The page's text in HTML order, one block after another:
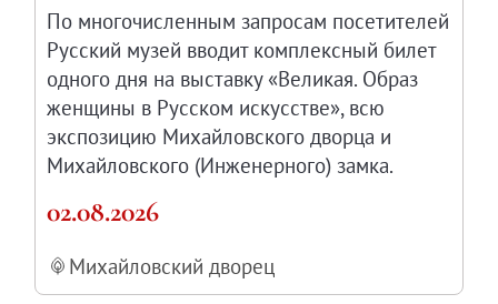
Дар Петера и Ирене Людвиг
Образование и наука
Молодёжный совет
Каталоги и альбомы
Научные каталоги собрания
Научные сборники
Буклеты
Ежегодные отчеты
Служба регионального развития Русского
По многочисленным запросам посетителей
Русский музей вводит комплексный билет
одного дня на выставку «Великая. Образ
женщины в Русском искусстве», всю
экспозицию Михайловского дворца и
Михайловского (Инженерного) замка.
02.08.2026
Михайловский дворец